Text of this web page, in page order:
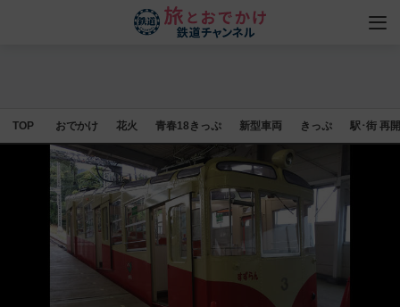
TOP おでかけ 花火 青春18きっぷ 新型車両 きっぷ 駅･街 再